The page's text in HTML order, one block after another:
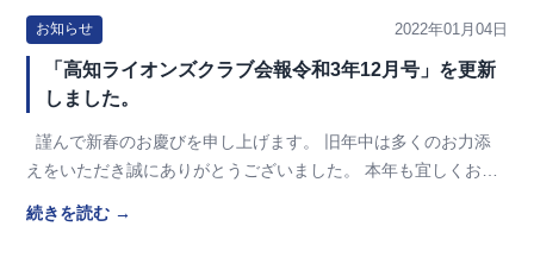
お知らせ 2022年01月04日
「高知ライオンズクラブ会報令和3年12月号」を更新
しました。
謹んで新春のお慶びを申し上げます。 旧年中は多くのお力添
えをいただき誠にありがとうございました。 本年も宜しくお願
続きを読む →